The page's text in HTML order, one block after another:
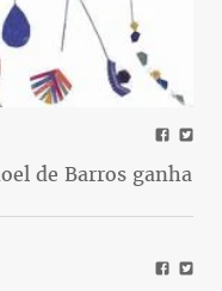
de Barros ganha